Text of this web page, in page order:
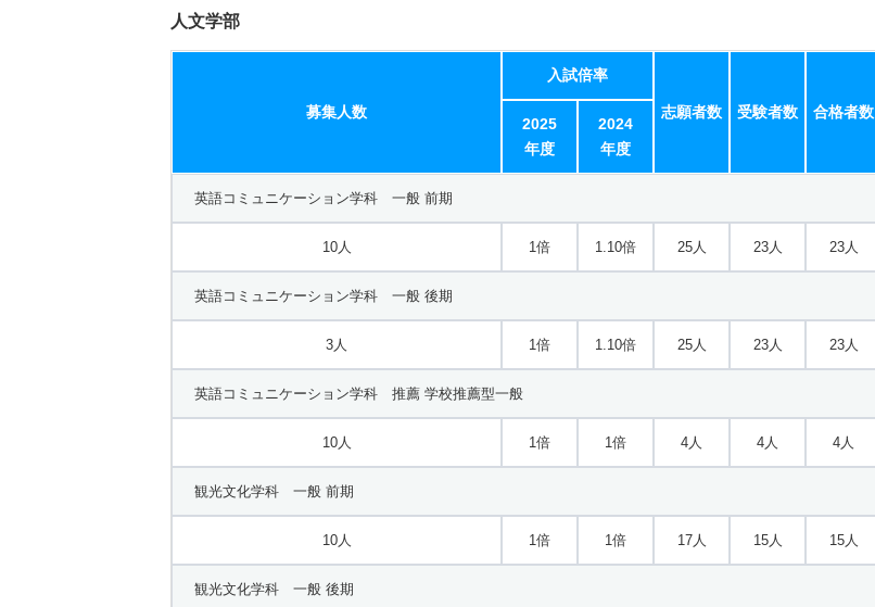
人文学部
募集人数
入試倍率
志願者数 受験者数 合格者数
2025
年度
2024
年度
英語コミュニケーション学科 一般 前期
10人 1倍 1.10倍 25人 23人 23人
英語コミュニケーション学科 一般 後期
3人 1倍 1.10倍 25人 23人 23人
英語コミュニケーション学科 推薦 学校推薦型一般
10人 1倍 1倍 4人 4人 4人
観光文化学科 一般 前期
10人 1倍 1倍 17人 15人 15人
観光文化学科 一般 後期